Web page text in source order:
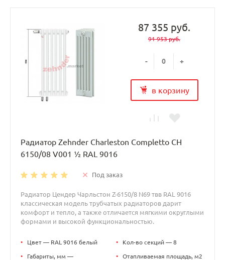
87 355 руб.
91 953 руб.
- +
в корзину
Радиатор Zehnder Charleston Completto CH
6150/08 V001 ½ RAL 9016
Под заказ
Радиатор Цендер Чарльстон Z-6150/8 N69 твв RAL 9016
классическая модель трубчатых радиаторов дарит
комфорт и тепло, а также отличается мягкими округлыми
формами и высокой функциональностью.
• Цвет — RAL 9016 белый
•
Габариты, мм —
• Кол-во секций — 8
•
Отапливаемая площадь, м2